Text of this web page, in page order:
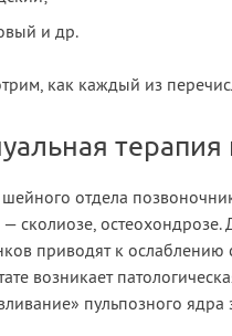
и др.
как каждый из
терапия
отдела
— сколиозе,
приводят к
возникает
пульпозного